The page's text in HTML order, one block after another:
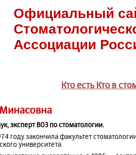
Официальный
Ассоциации
Кто есть Кто в
эксперт ВОЗ по стоматологии.
году закончила факультет
университета.